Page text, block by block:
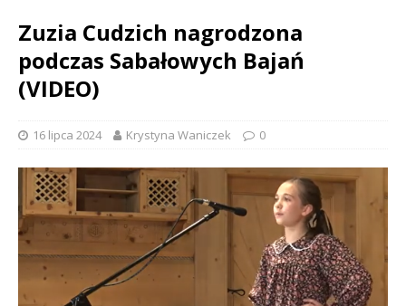
Zuzia Cudzich nagrodzona
podczas Sabałowych Bajań
(VIDEO)
16 lipca 2024 Krystyna Waniczek 0